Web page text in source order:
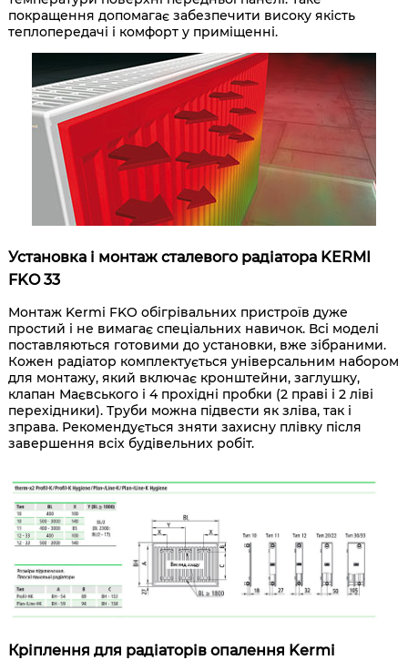
покращення допомагає забезпечити високу якість
теплопередачі і комфорт у приміщенні.
Установка і монтаж сталевого радіатора KERMI
FKO 33
Монтаж Kermi FKO обігрівальних пристроїв дуже
простий і не вимагає спеціальних навичок. Всі моделі
поставляються готовими до установки, вже зібраними.
Кожен радіатор комплектується універсальним набором
для монтажу, який включає кронштейни, заглушку,
клапан Маєвського і 4 прохідні пробки (2 праві і 2 ліві
перехідники). Труби можна підвести як зліва, так і
зправа. Рекомендується зняти захисну плівку після
завершення всіх будівельних робіт.
Кріплення для радіаторів опалення Kermi